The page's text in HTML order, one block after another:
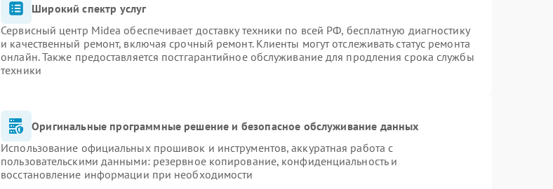
Широкий спектр услуг
Сервисный центр Midea обеспечивает доставку техники по всей РФ, бесплатную диагностику
и качественный ремонт, включая срочный ремонт. Клиенты могут отслеживать статус ремонта
онлайн. Также предоставляется постгарантийное обслуживание для продления срока службы
техники
Оригинальные программные решение и безопасное обслуживание данных
Использование официальных прошивок и инструментов, аккуратная работа с
пользовательскими данными: резервное копирование, конфиденциальность и
восстановление информации при необходимости